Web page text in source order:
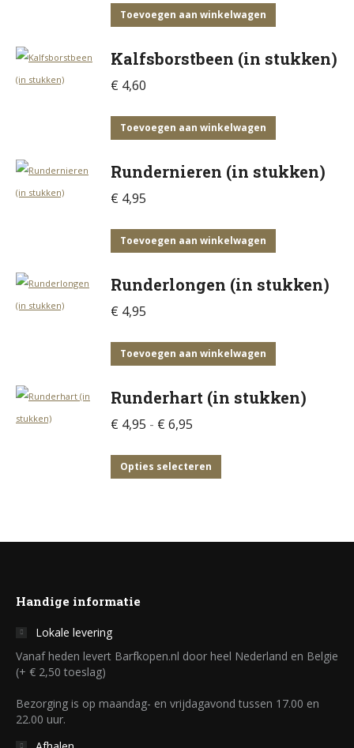
Toevoegen aan winkelwagen
Kalfsborstbeen (in stukken)
€ 4,60
Toevoegen aan winkelwagen
Rundernieren (in stukken)
€ 4,95
Toevoegen aan winkelwagen
Runderlongen (in stukken)
€ 4,95
Toevoegen aan winkelwagen
Runderhart (in stukken)
€ 4,95 - € 6,95
tot
Opties selecteren
worden
de
Handige informatie
Lokale levering
Vanaf heden levert Barfkopen.nl door heel Nederland en Belgie
(+ € 2,50 toeslag)
Bezorging is op maandag- en vrijdagavond tussen 17.00 en
22.00 uur.